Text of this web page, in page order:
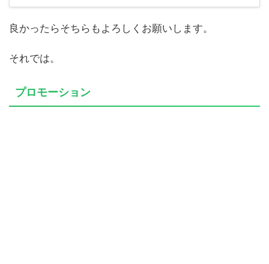
良かったらそちらもよろしくお願いします。
それでは。
プロモーション